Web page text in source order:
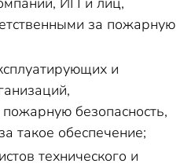
за пожарную
и
безопасность,
такое обеспечение;
технического и